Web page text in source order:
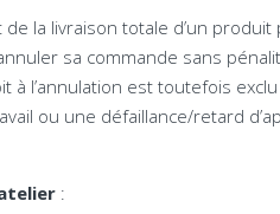
la livraison totale d’un produit
sa commande sans
à l’annulation est toutefois
ou une défaillance/retard
: